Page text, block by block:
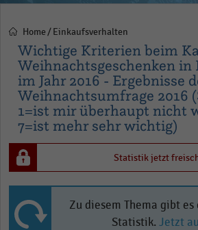
Pfadnavigation
Home Einkaufsverhalten
Wichtige Kriterien beim
Weihnachtsgeschenken in
im Jahr 2016 - Ergebnisse
Weihnachtsumfrage 2016
1=ist mir überhaupt nicht
7=ist mehr sehr wichtig)
Statistik jetzt
Zu diesem Thema gibt
Statistik. Jetzt